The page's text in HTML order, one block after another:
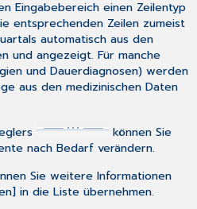
Eingabebereich einen Zeilentyp
entsprechenden Zeilen zumeist
automatisch aus den
und angezeigt. Für manche
und Dauerdiagnosen) werden
aus den medizinischen Daten
können Sie
nach Bedarf verändern.
Sie weitere Informationen
in die Liste übernehmen.